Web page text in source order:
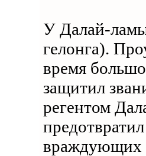
У Далай-
гелонга).
время
защитил
регентом
враждующих